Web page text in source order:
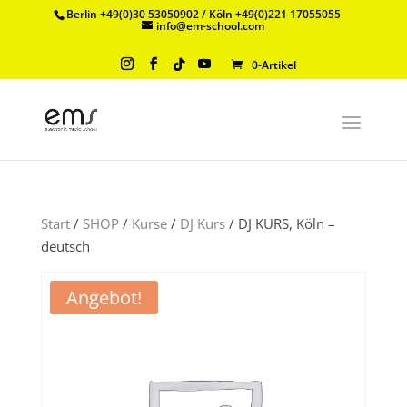
Berlin +49(0)30 53050902 / Köln +49(0)221 17055055
info@em-school.com
0-Artikel
Start/ SHOP/ Kurse/ DJ Kurs/ DJ KURS, Köln –
deutsch
Angebot!